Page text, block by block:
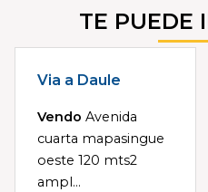
TE PUEDE
Via a Daule
Vendo Avenida
cuarta mapasingue
oeste 120 mts2
ampl...